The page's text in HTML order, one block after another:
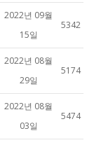
2022년 09월
15일
5342
2022년 08월
29일
5174
2022년 08월
03일
5474